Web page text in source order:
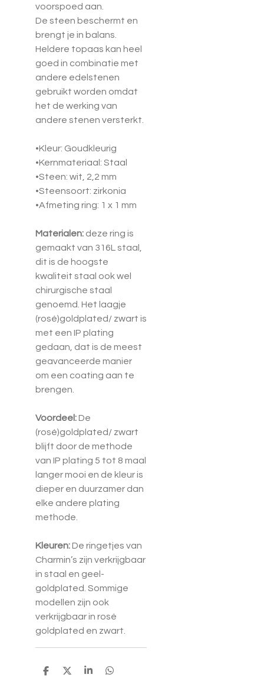
voorspoed aan.
De steen beschermt en
brengt je in balans.
Heldere topaas kan heel
goed in combinatie met
andere edelstenen
gebruikt worden omdat
het de werking van
andere stenen versterkt.
•Kleur: Goudkleurig
•Kernmateriaal: Staal
•Steen: wit, 2,2 mm
•Steensoort: zirkonia
•Afmeting ring: 1 x 1 mm
Materialen: deze ring is
gemaakt van 316L staal,
dit is de hoogste
kwaliteit staal ook wel
chirurgische staal
genoemd. Het laagje
(rosé)goldplated/ zwart is
met een IP plating
gedaan, dat is de meest
geavanceerde manier
om een coating aan te
brengen.
Voordeel:De
(rosé)goldplated/ zwart
blijft door de methode
van IP plating 5 tot 8 maal
langer mooi en de kleur is
dieper en duurzamer dan
elke andere plating
methode.
Kleuren:De ringetjes van
Charmin’s zijn verkrijgbaar
in staal en geel-
goldplated. Sommige
modellen zijn ook
verkrijgbaar in rosé
goldplated en zwart.
D
D
S
D